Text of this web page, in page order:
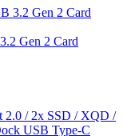
Gen 2 Card